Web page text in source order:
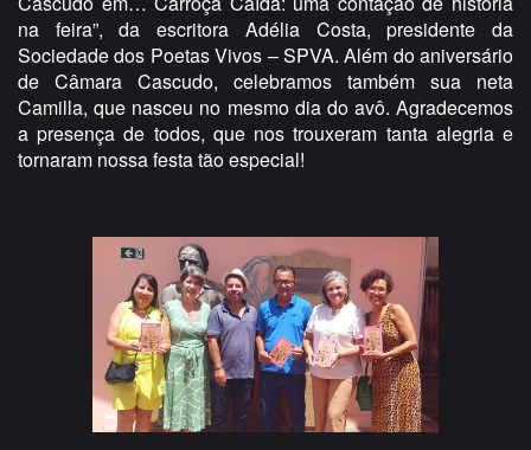
na feira”, da escritora Adélia Costa, presidente da
Sociedade dos Poetas Vivos – SPVA. Além do aniversário
de Câmara Cascudo, celebramos também sua neta
Camilla, que nasceu no mesmo dia do avô. Agradecemos
a presença de todos, que nos trouxeram tanta alegria e
tornaram nossa festa tão especial!